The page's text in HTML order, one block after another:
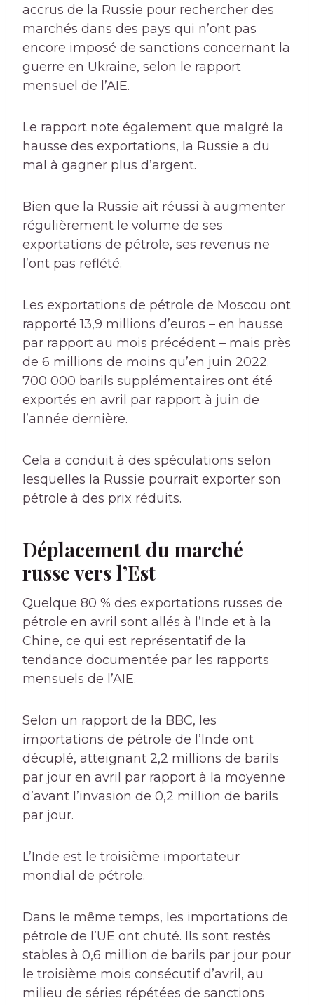
accrus de la Russie pour rechercher des
marchés dans des pays qui n’ont pas
encore imposé de sanctions concernant la
guerre en Ukraine, selon le rapport
mensuel de l’AIE.
Le rapport note également que malgré la
hausse des exportations, la Russie a du
mal à gagner plus d’argent.
Bien que la Russie ait réussi à augmenter
régulièrement le volume de ses
exportations de pétrole, ses revenus ne
l’ont pas reflété.
Les exportations de pétrole de Moscou ont
rapporté 13,9 millions d’euros – en hausse
par rapport au mois précédent – mais près
de 6 millions de moins qu’en juin 2022.
700 000 barils supplémentaires ont été
exportés en avril par rapport à juin de
l’année dernière.
Cela a conduit à des spéculations selon
lesquelles la Russie pourrait exporter son
pétrole à des prix réduits.
Déplacement du marché
russe vers l’Est
Quelque 80 % des exportations russes de
pétrole en avril sont allés à l’Inde et à la
Chine, ce qui est représentatif de la
tendance documentée par les rapports
mensuels de l’AIE.
Selon un rapport de la BBC, les
importations de pétrole de l’Inde ont
décuplé, atteignant 2,2 millions de barils
par jour en avril par rapport à la moyenne
d’avant l’invasion de 0,2 million de barils
par jour.
L’Inde est le troisième importateur
mondial de pétrole.
Dans le même temps, les importations de
pétrole de l’UE ont chuté. Ils sont restés
stables à 0,6 million de barils par jour pour
le troisième mois consécutif d’avril, au
milieu de séries répétées de sanctions